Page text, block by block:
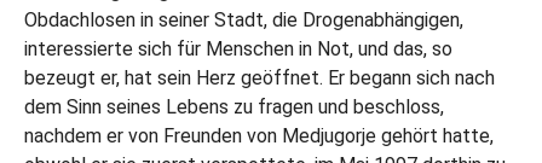
Obdachlosen in seiner Stadt, die Drogenabhängigen,
interessierte sich für Menschen in Not, und das, so
bezeugt er, hat sein Herz geöffnet. Er begann sich nach
dem Sinn seines Lebens zu fragen und beschloss,
nachdem er von Freunden von Medjugorje gehört hatte,